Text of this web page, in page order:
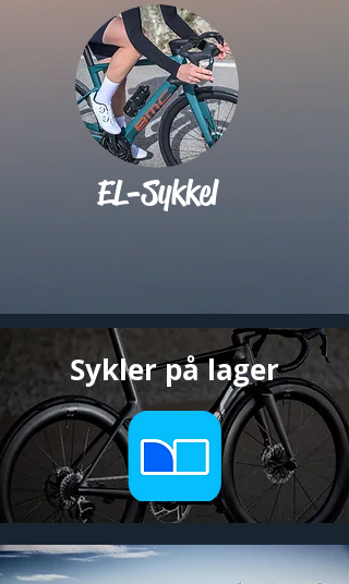
EL-Sykkel
Sykler på lager